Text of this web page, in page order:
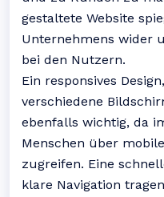
gestaltete Website
Unternehmens wider
bei den Nutzern.
Ein responsives
verschiedene
ebenfalls wichtig, da
Menschen über
zugreifen. Eine
klare Navigation